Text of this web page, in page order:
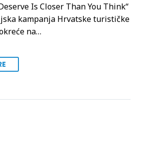
Is Closer Than You Think“
kampanja Hrvatske turističke
na…